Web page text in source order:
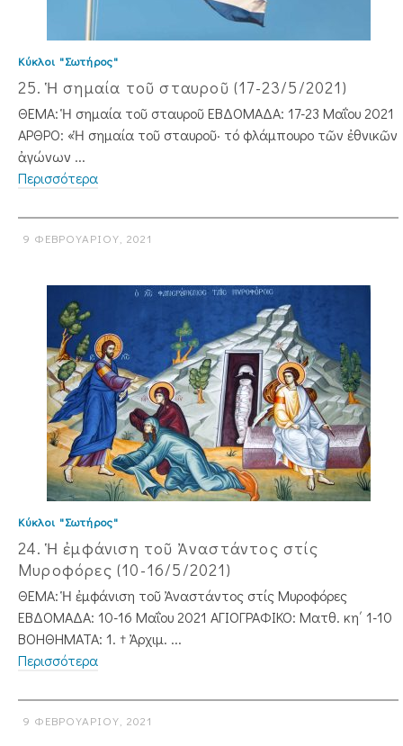
Κύκλοι "Σωτήρος"
25. Ἡ σημαία τοῦ σταυροῦ (17-23/5/2021)
ΘΕΜΑ: Ἡ σημαία τοῦ σταυροῦ ΕΒΔΟΜΑΔΑ: 17-23 Μαΐου 2021
ΑΡΘΡΟ: «Ἡ σημαία τοῦ σταυροῦ· τό φλάμπουρο τῶν ἐθνικῶν
ἀγώνων ...
Περισσότερα
9 ΦΕΒΡΟΥΑΡΊΟΥ, 2021
Κύκλοι "Σωτήρος"
24. Ἡ ἐμφάνιση τοῦ Ἀναστάντος στίς
Μυροφόρες (10-16/5/2021)
ΘΕΜΑ: Ἡ ἐμφάνιση τοῦ Ἀναστάντος στίς Μυροφόρες
ΕΒΔΟΜΑΔΑ: 10-16 Μαΐου 2021 ΑΓΙΟΓΡΑΦΙΚΟ: Ματθ. κη΄ 1-10
ΒΟΗΘΗΜΑΤΑ: 1. † Ἀρχιμ. ...
Περισσότερα
9 ΦΕΒΡΟΥΑΡΊΟΥ, 2021